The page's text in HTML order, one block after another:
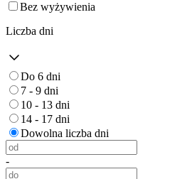
Bez wyżywienia
Liczba dni
Do 6 dni
7 - 9 dni
10 - 13 dni
14 - 17 dni
Dowolna liczba dni
-